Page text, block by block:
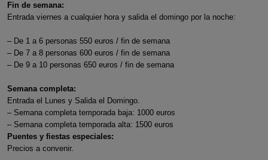
Fin de semana:
Entrada viernes a cualquier hora y salida el domingo por la noche:
– De 1 a 6 personas 550 euros / fin de semana
– De 7 a 8 personas 600 euros / fin de semana
– De 9 a 10 personas 650 euros / fin de semana
Semana completa:
Entrada el Lunes y Salida el Domingo.
– Semana completa temporada baja: 1000 euros
– Semana completa temporada alta: 1500 euros
Puentes y fiestas especiales:
Precios a convenir.